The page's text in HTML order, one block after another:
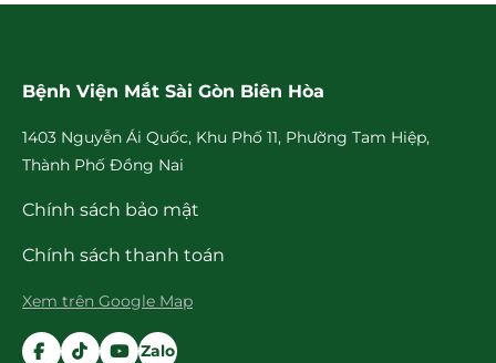
Bệnh Viện Mắt Sài Gòn Biên Hòa
1403 Nguyễn Ái Quốc, Khu Phố 11, Phường Tam Hiệp,
Thành Phố Đồng Nai
Chính sách bảo mật
Chính sách thanh toán
Xem trên Google Map
Zalo